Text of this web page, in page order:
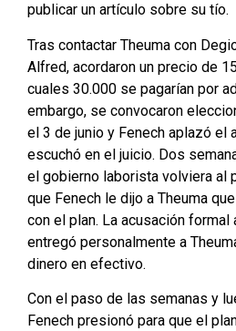
publicar un artículo sobre su tío.
Tras contactar Theuma con
Alfred, acordaron un precio de
cuales 30.000 se pagarían por
embargo, se convocaron
el 3 de junio y Fenech aplazó el
escuchó en el juicio. Dos
el gobierno laborista volviera al
que Fenech le dijo a Theuma
con el plan. La acusación formal
entregó personalmente a
dinero en efectivo.
Con el paso de las semanas y
Fenech presionó para que el